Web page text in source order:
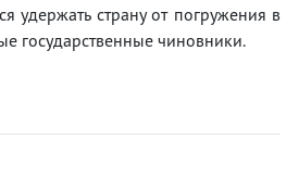
удержать страну от погружения в
государственные чиновники.